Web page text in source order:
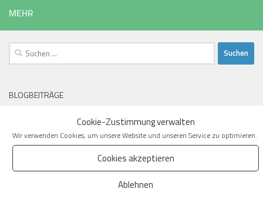
Cookies akzeptieren
Ablehnen
MEHR
Suchen
nach:
BLOGBEITRÄGE
GEOCACHING IN BA-WÜ
Auflösung: Natürlich bleibt das GeocachingHQ in
Seattle!